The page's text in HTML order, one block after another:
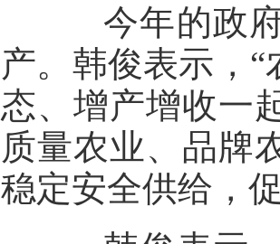
今年的政府
产。韩俊表示，
态、增产增收一
质量农业、品牌
稳定安全供给，